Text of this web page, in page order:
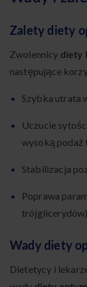
Zalety diety
Zwolennicy diety
następujące
Szybka utrata
Uczucie
wysoką podaż
Stabilizacja
Poprawa
trójglicerydów)
Wady diety
Dietetycy i